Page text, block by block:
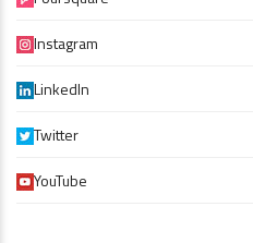
Instagram
LinkedIn
Twitter
YouTube